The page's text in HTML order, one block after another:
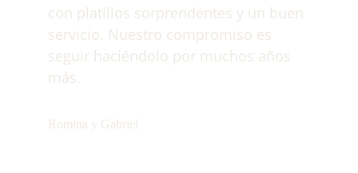
con platillos sorprendentes y un buen
servicio. Nuestro compromiso es
seguir haciéndolo por muchos años
más.
Romina y Gabriel